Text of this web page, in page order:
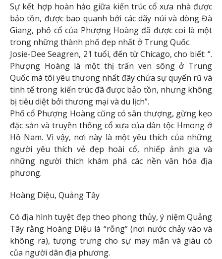
Sự kết hợp hoàn hảo giữa kiến ​​trúc cổ xưa nhà được
bảo tồn, được bao quanh bởi các dãy núi và dòng Đà
Giang, phố cổ của Phượng Hoàng đã được coi là một
trong những thành phố đẹp nhất ở Trung Quốc.
Josie-Dee Seagren, 21 tuổi, đến từ Chicago, cho biết: “.
Phượng Hoàng là một thị trấn ven sông ở Trung
Quốc mà tôi yêu thương nhất đây chứa sự quyến rũ và
tinh tế trong kiến ​​trúc đã được bảo tồn, nhưng không
bị tiêu diệt bởi thương mại và du lịch”.
Phố cổ Phượng Hoàng cũng có sân thượng, gừng kẹo
đặc sản và truyền thống cổ xưa của dân tộc Hmong ở
Hồ Nam. Vì vậy, nơi này là một yêu thích của những
người yêu thích vẻ đẹp hoài cổ, nhiếp ảnh gia và
những người thích khám phá các nền văn hóa địa
phương.
Hoàng Diệu, Quảng Tây
Có địa hình tuyệt đẹp theo phong thủy, ý niệm Quảng
Tây rằng Hoàng Diệu là “rỗng” (nơi nước chảy vào và
không ra), tượng trưng cho sự may mắn và giàu có
của người dân địa phương.